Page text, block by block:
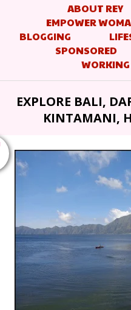
ABOUT REY
EMPOWER
BLOGGING
SPONSORED
EXPLORE BALI,
KINTAMANI,